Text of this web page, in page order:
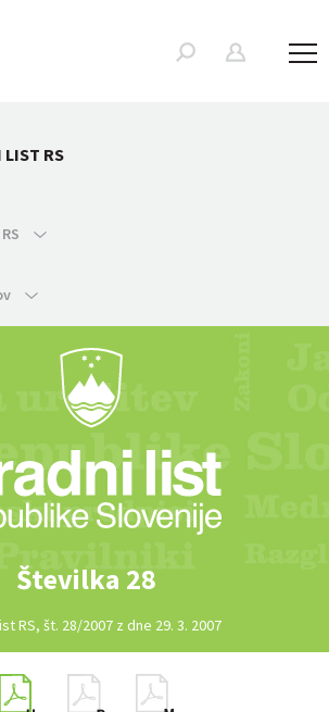
LIST RS
Številka 28
RS, št. 28/2007 z dne 29. 3. 2007